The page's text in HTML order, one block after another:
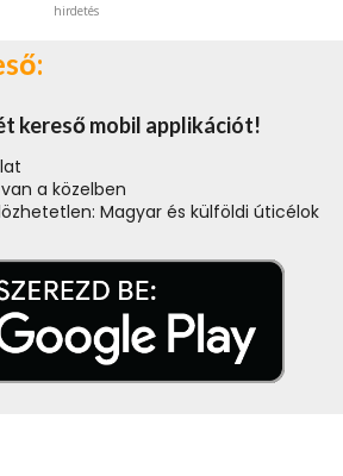
hirdetés
kereső mobil applikációt!
a közelben
Magyar és külföldi úticélok